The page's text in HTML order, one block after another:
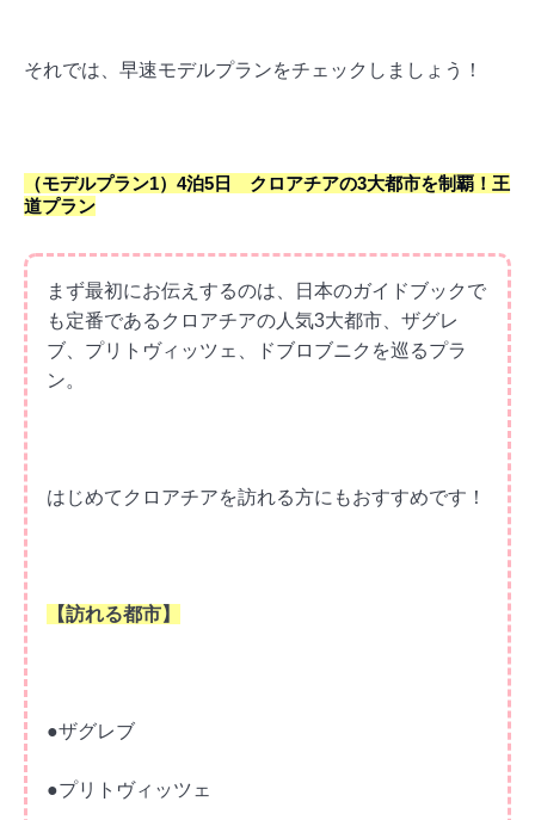
それでは、早速モデルプランをチェックしましょう！
（モデルプラン1）4泊5日 クロアチアの3大都市を制覇！王
道プラン
まず最初にお伝えするのは、日本のガイドブックで
も定番であるクロアチアの人気3大都市、ザグレ
ブ、プリトヴィッツェ、ドブロブニクを巡るプラ
ン。
はじめてクロアチアを訪れる方にもおすすめです！
【訪れる都市】
●ザグレブ
●プリトヴィッツェ